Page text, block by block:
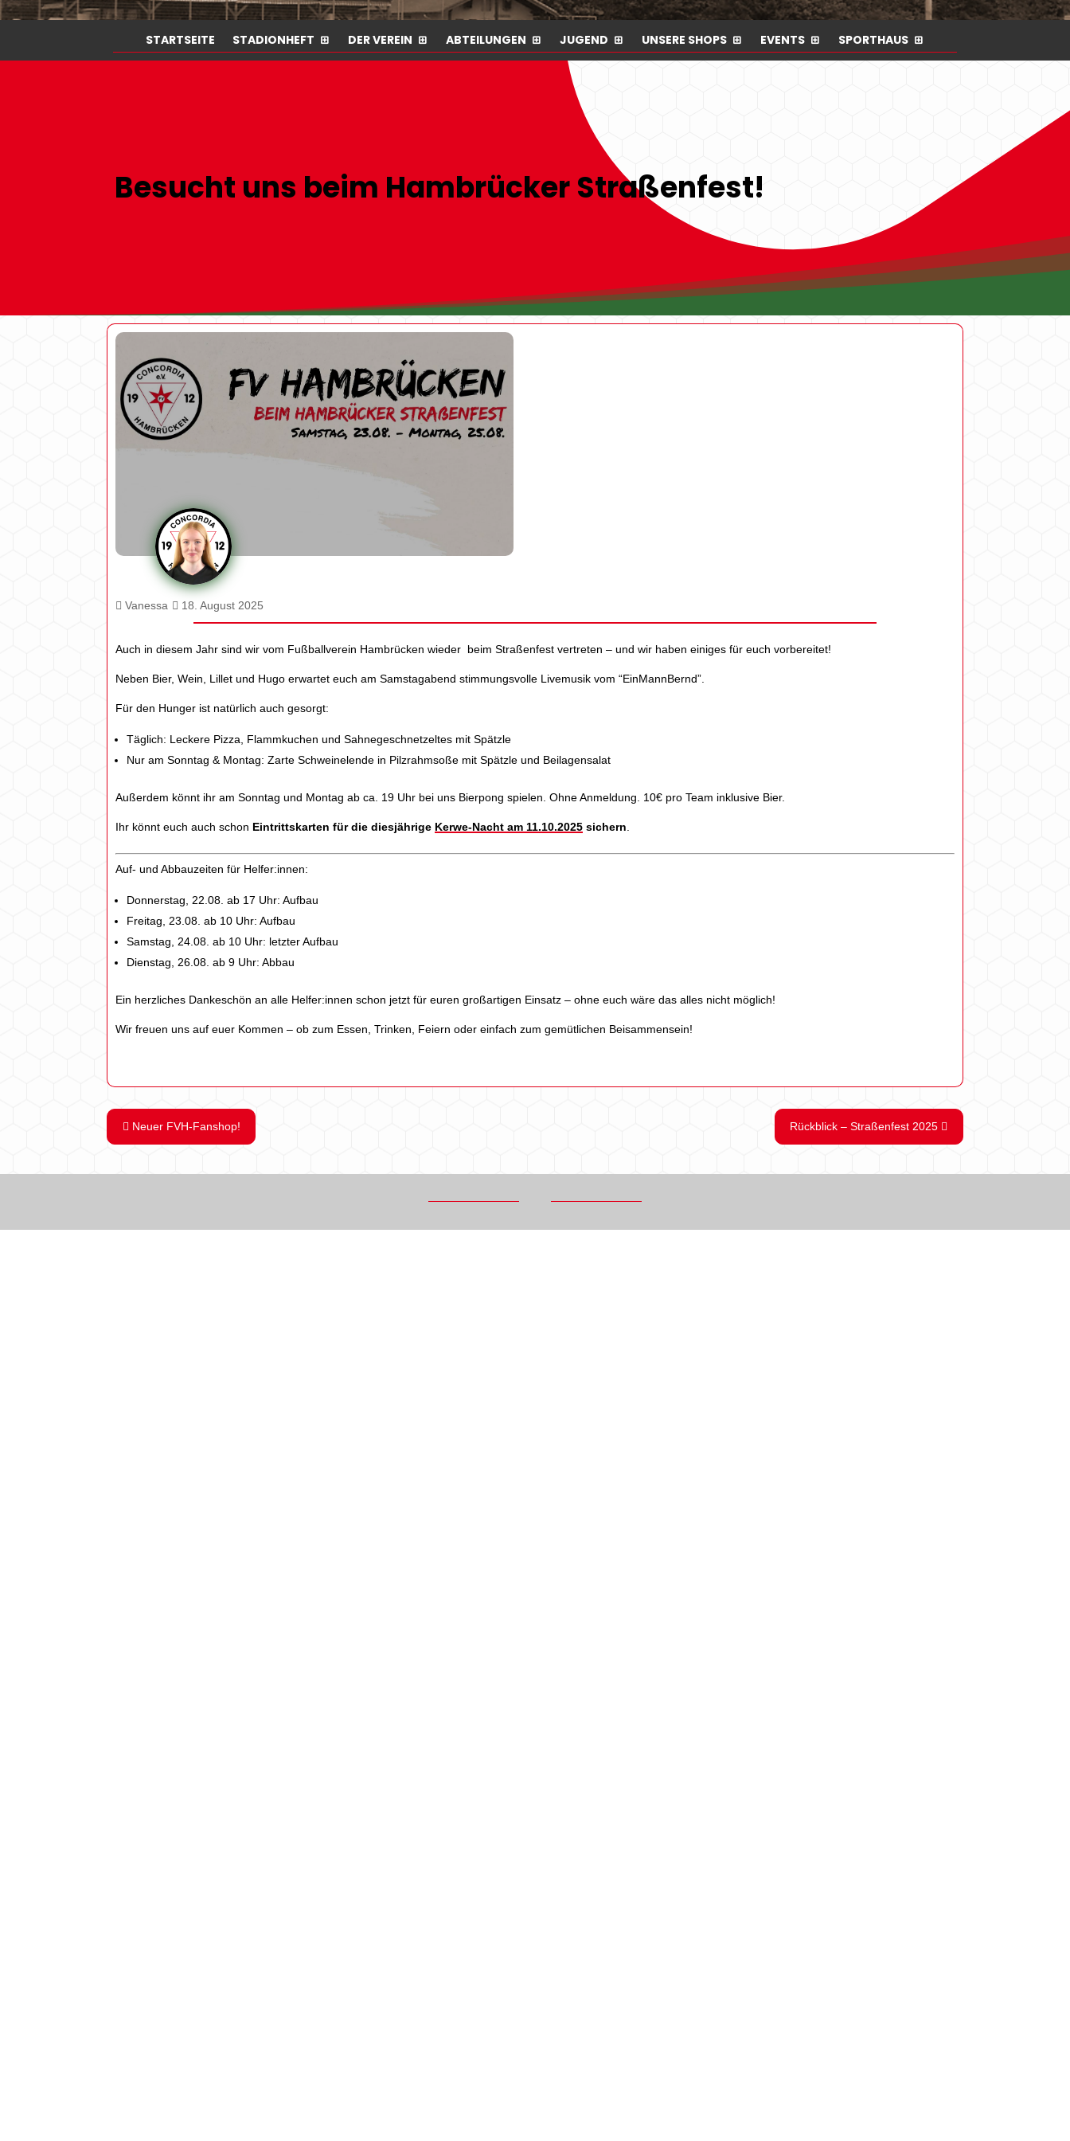
STARTSEITE STADIONHEFT DER VEREIN ABTEILUNGEN JUGEND UNSERE SHOPS EVENTS SPORTHAUS
Besucht uns beim Hambrücker Straßenfest!
Vanessa 18. August 2025
Auch in diesem Jahr sind wir vom Fußballverein Hambrücken wieder beim Straßenfest vertreten – und wir haben einiges für euch vorbereitet!
Neben Bier, Wein, Lillet und Hugo erwartet euch am Samstagabend stimmungsvolle Livemusik vom “EinMannBernd”.
Für den Hunger ist natürlich auch gesorgt:
Täglich: Leckere Pizza, Flammkuchen und Sahnegeschnetzeltes mit Spätzle
Nur am Sonntag & Montag: Zarte Schweinelende in Pilzrahmsoße mit Spätzle und Beilagensalat
Außerdem könnt ihr am Sonntag und Montag ab ca. 19 Uhr bei uns Bierpong spielen. Ohne Anmeldung. 10€ pro Team inklusive Bier.
Ihr könnt euch auch schon Eintrittskarten für die diesjährige Kerwe-Nacht am 11.10.2025 sichern.
Auf- und Abbauzeiten für Helfer:innen:
Donnerstag, 22.08. ab 17 Uhr: Aufbau
Freitag, 23.08. ab 10 Uhr: Aufbau
Samstag, 24.08. ab 10 Uhr: letzter Aufbau
Dienstag, 26.08. ab 9 Uhr: Abbau
Ein herzliches Dankeschön an alle Helfer:innen schon jetzt für euren großartigen Einsatz – ohne euch wäre das alles nicht möglich!
Wir freuen uns auf euer Kommen – ob zum Essen, Trinken, Feiern oder einfach zum gemütlichen Beisammensein!
Neuer FVH-Fanshop! Rückblick – Straßenfest 2025